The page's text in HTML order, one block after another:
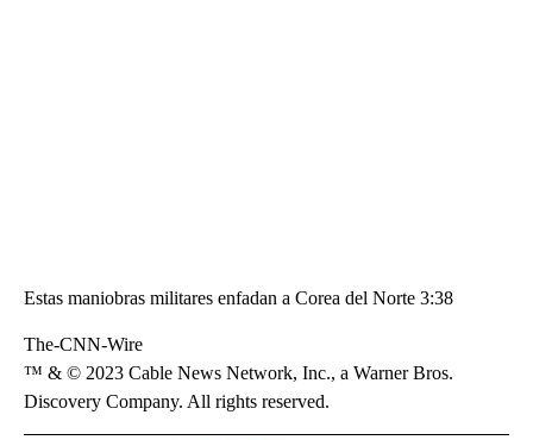
Estas maniobras militares enfadan a Corea del Norte 3:38
The-CNN-Wire
™ & © 2023 Cable News Network, Inc., a Warner Bros.
Discovery Company. All rights reserved.